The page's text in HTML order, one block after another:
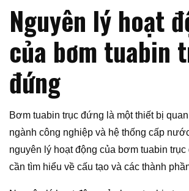
Nguyên lý hoạt
của bơm tuabin
đứng
Bơm tuabin trục đứng là một thiết bị
ngành công nghiệp và hệ thống cấp
nguyên lý hoạt động của bơm tuabin
cần tìm hiểu về cấu tạo và các thành